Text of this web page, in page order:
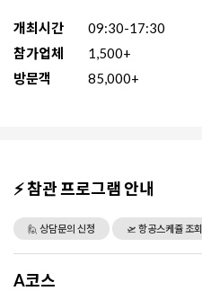
개최시간
09:30-17:30
참가업체
1,500+
방문객
85,000+
⚡ 참관 프로그램 안내
🙋 상담문의 신청 🛫 항공스케쥴 조회
A코스